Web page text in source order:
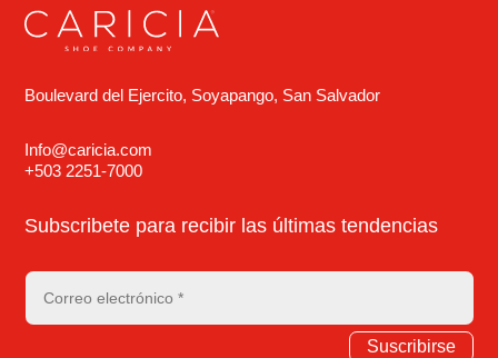
Boulevard del Ejercito, Soyapango, San Salvador
Info@caricia.com
+503 2251-7000
Subscribete para recibir las últimas tendencias
Suscribirse